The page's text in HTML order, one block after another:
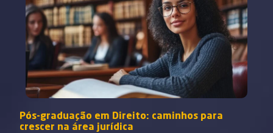
Pós-graduação em Direito: caminhos para
crescer na área jurídica